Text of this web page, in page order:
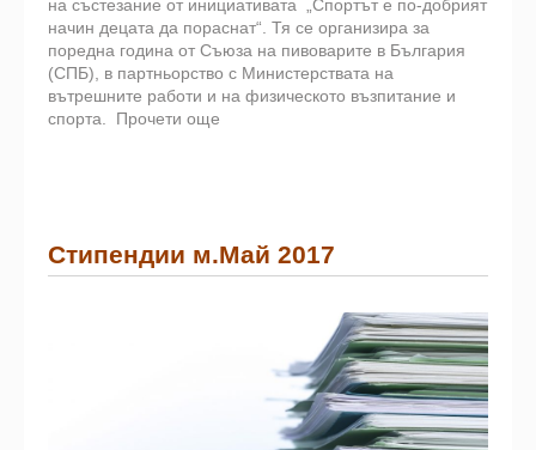
на състезание от инициативата „Спортът е по-добрият
начин децата да пораснат“. Тя се организира за
поредна година от Съюза на пивоварите в България
(СПБ), в партньорство с Министерствата на
вътрешните работи и на физическото възпитание и
спорта.
Прочети още
Стипендии м.Май 2017